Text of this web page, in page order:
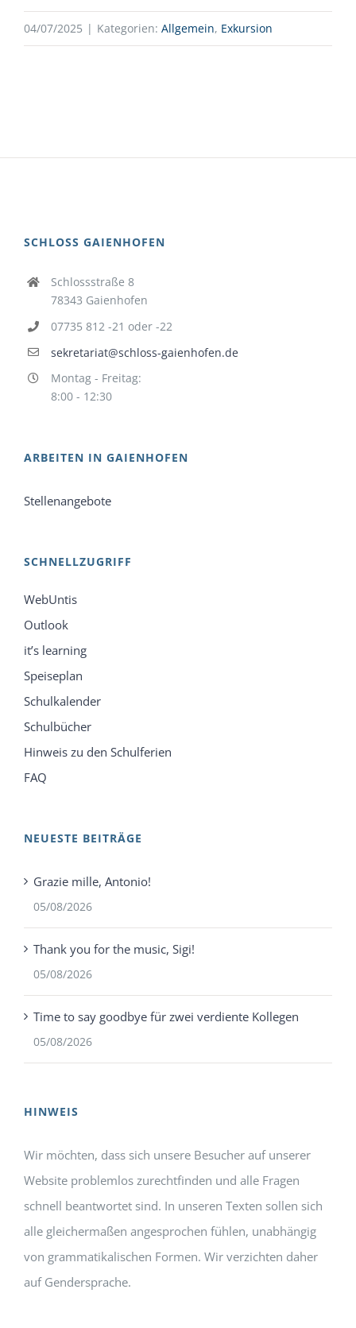
04/07/2025 | Kategorien: Allgemein, Exkursion
SCHLOSS GAIENHOFEN
Schlossstraße 8
78343 Gaienhofen
07735 812 -21 oder -22
sekretariat@schloss-gaienhofen.de
Montag - Freitag:
8:00 - 12:30
ARBEITEN IN GAIENHOFEN
Stellenangebote
SCHNELLZUGRIFF
WebUntis
Outlook
it’s learning
Speiseplan
Schulkalender
Schulbücher
Hinweis zu den Schulferien
FAQ
NEUESTE BEITRÄGE
Grazie mille, Antonio!
05/08/2026
Thank you for the music, Sigi!
05/08/2026
Time to say goodbye für zwei verdiente Kollegen
05/08/2026
HINWEIS
Wir möchten, dass sich unsere Besucher auf unserer
Website problemlos zurechtfinden und alle Fragen
schnell beantwortet sind. In unseren Texten sollen sich
alle gleichermaßen angesprochen fühlen, unabhängig
von grammatikalischen Formen. Wir verzichten daher
auf Gendersprache.